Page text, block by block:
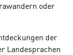
oder
der
Landesprachen